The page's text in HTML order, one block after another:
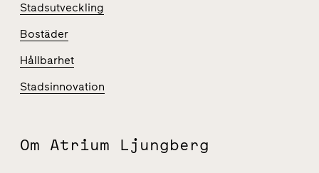
Stadsutveckling
Bostäder
Hållbarhet
Stadsinnovation
Om Atrium Ljungberg